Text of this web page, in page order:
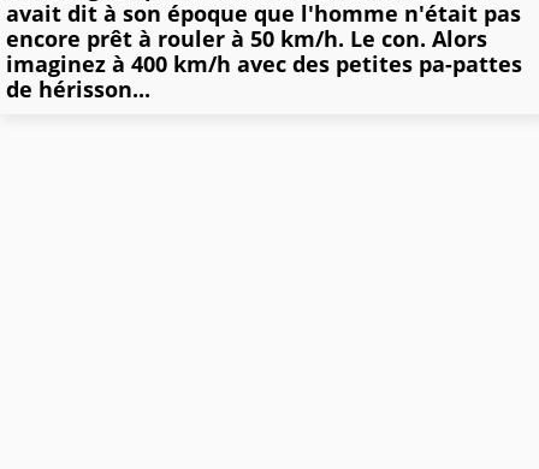
avait dit à son époque que l'homme n'était pas
encore prêt à rouler à 50 km/h. Le con. Alors
imaginez à 400 km/h avec des petites pa-pattes
de hérisson...